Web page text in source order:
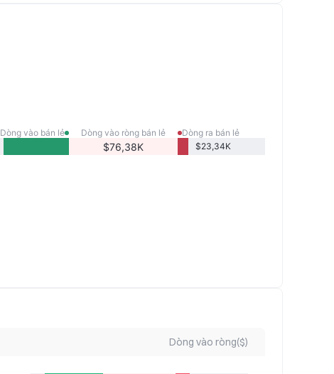
Dòng vào bán lẻ
Dòng vào ròng bán lẻ
$76,38K
Dòng ra bán lẻ
$23,34K
Dòng vào ròng($)